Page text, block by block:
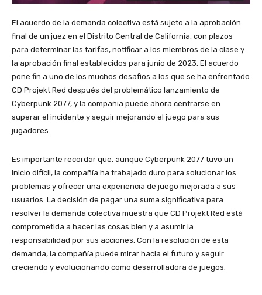
El acuerdo de la demanda colectiva está sujeto a la aprobación
final de un juez en el Distrito Central de California, con plazos
para determinar las tarifas, notificar a los miembros de la clase y
la aprobación final establecidos para junio de 2023. El acuerdo
pone fin a uno de los muchos desafíos a los que se ha enfrentado
CD Projekt Red después del problemático lanzamiento de
Cyberpunk 2077, y la compañía puede ahora centrarse en
superar el incidente y seguir mejorando el juego para sus
jugadores.
Es importante recordar que, aunque Cyberpunk 2077 tuvo un
inicio difícil, la compañía ha trabajado duro para solucionar los
problemas y ofrecer una experiencia de juego mejorada a sus
usuarios. La decisión de pagar una suma significativa para
resolver la demanda colectiva muestra que CD Projekt Red está
comprometida a hacer las cosas bien y a asumir la
responsabilidad por sus acciones. Con la resolución de esta
demanda, la compañía puede mirar hacia el futuro y seguir
creciendo y evolucionando como desarrolladora de juegos.